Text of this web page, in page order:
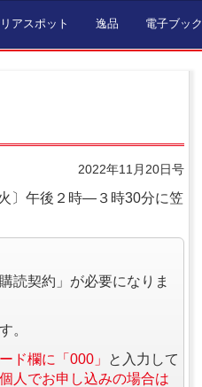
アスポット 逸品 電子ブック
2022年11月20日号
〕午後２時―３時30分に笠
読契約」が必要になりま
。
ド欄に「000」
と入力して
人でお申し込みの場合は